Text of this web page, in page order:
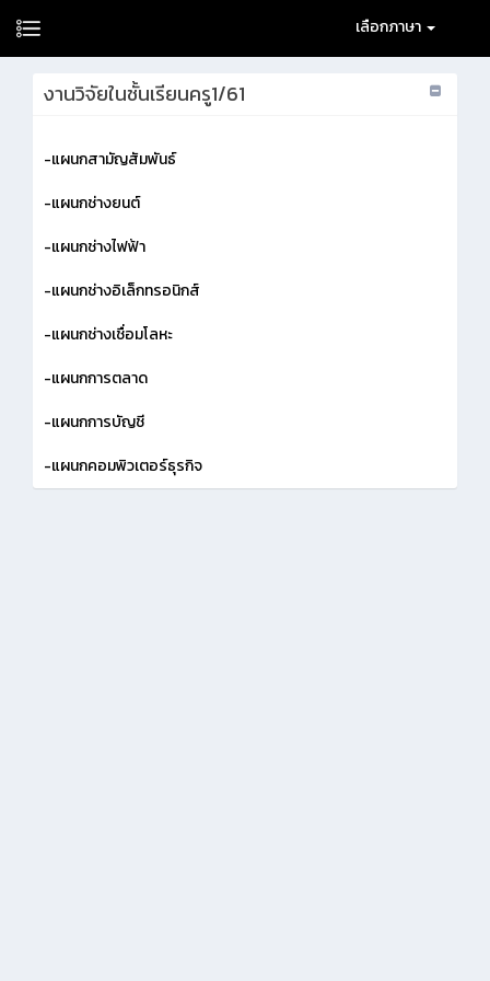
เลือกภาษา
งานวิจัยในชั้นเรียนครู1/61
-แผนกสามัญสัมพันธ์
-แผนกช่างยนต์
-แผนกช่างไฟฟ้า
-แผนกช่างอิเล็กทรอนิกส์
-แผนกช่างเชื่อมโลหะ
-แผนกการตลาด
-แผนกการบัญชี
-แผนกคอมพิวเตอร์ธุรกิจ